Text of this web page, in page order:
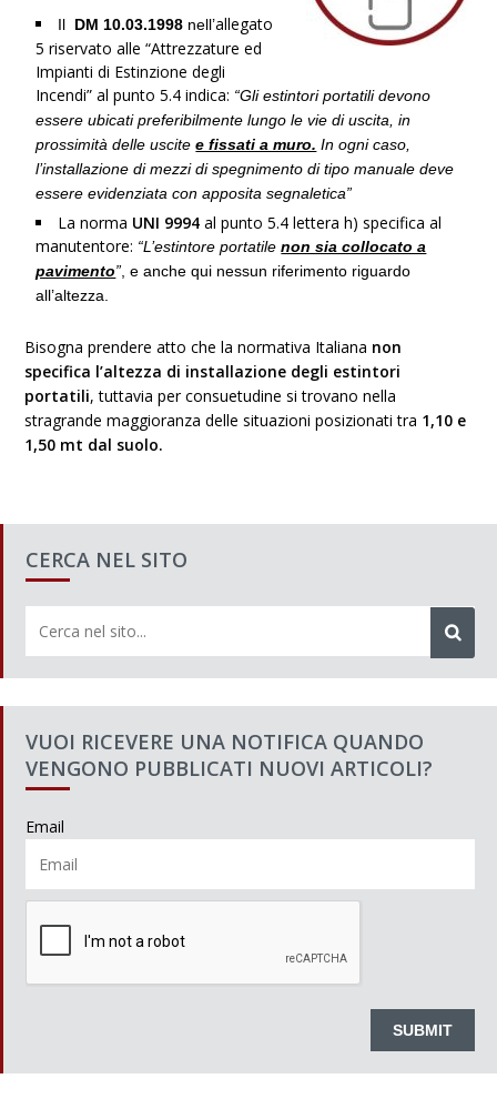
Il DM 10.03.1998 nell’allegato
5 riservato alle “Attrezzature ed
Impianti di Estinzione degli
Incendi” al punto 5.4 indica: “Gli estintori portatili devono
essere ubicati preferibilmente lungo le vie di uscita, in
prossimità delle uscitee fissati a muro. In ogni caso,
l’installazione di mezzi di spegnimento di tipo manuale deve
essere evidenziata con apposita segnaletica”
La norma UNI 9994 al punto 5.4 lettera h) specifica al
manutentore: “L’estintore portatilenon sia collocato a
pavimento” , e anche qui nessun riferimento riguardo
all’altezza.
Bisogna prendere atto che la normativa Italiana non
specifica l’altezza di installazione degli estintori
portatili, tuttavia per consuetudine si trovano nella
stragrande maggioranza delle situazioni posizionati tra 1,10 e
1,50 mt dal suolo.
CERCA NEL SITO
VUOI RICEVERE UNA NOTIFICA QUANDO
VENGONO PUBBLICATI NUOVI ARTICOLI?
Email